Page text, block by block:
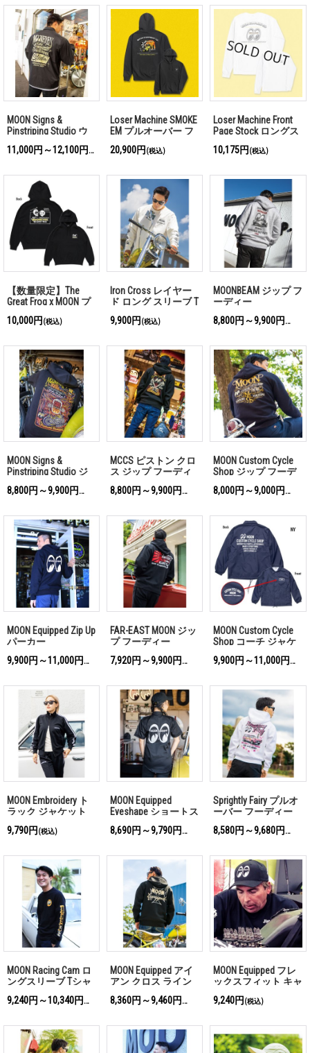
MOON Signs &
Pinstriping Studio ウ
インドブレーカー
11,000円～12,100円
(税込)
Loser Machine SMOKE
EM プルオーバー フ
ーディー
20,900円 (税込)
Loser Machine Front
Page Stock ロングス
リーブ Tシャツ
10,175円 (税込)
【数量限定】The
Great Frog x MOON プ
ー
10,000円 (税込)
Iron Cross レイヤー
ド ロング スリーブ T
9,900円 (税込)
MOONBEAM ジップ フ
ーディー
8,800円～9,900円
(税込)
MOON Signs &
Pinstriping Studio ジ
8,800円～9,900円
(税込)
MCCS ピストン クロ
ス ジップ フーディ
8,800円～9,900円
(税込)
MOON Custom Cycle
Shop ジップ フーデ
8,000円～9,000円
(税込)
MOON Equipped Zip Up
パーカー
9,900円～11,000円
(税込)
FAR-EAST MOON ジッ
プ フーディー
7,920円～9,900円
(税込)
MOON Custom Cycle
Shop コーチ ジャケ
9,900円～11,000円
(税込)
MOON Embroidery ト
ラック ジャケット
9,790円 (税込)
MOON Equipped
Eyeshape ショートス
8,690円～9,790円
(税込)
Sprightly Fairy プルオ
ーバー フーディー
8,580円～9,680円
(税込)
MOON Racing Cam ロ
ングスリーブ Tシャ
ツ
9,240円～10,340円
(税込)
MOON Equipped アイ
アン クロス ライン
プルオーバー フーデ
ィー
8,360円～9,460円
(税込)
MOON Equipped フレ
ックスフィット キャ
ップ
9,240円 (税込)